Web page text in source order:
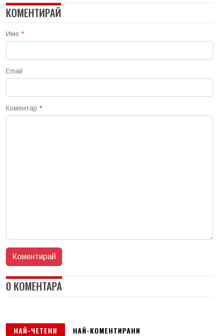
КОМЕНТИРАЙ
Име *
Email
Коментар *
0 КОМЕНТАРА
НАЙ-ЧЕТЕНИ НАЙ-КОМЕНТИРАНИ